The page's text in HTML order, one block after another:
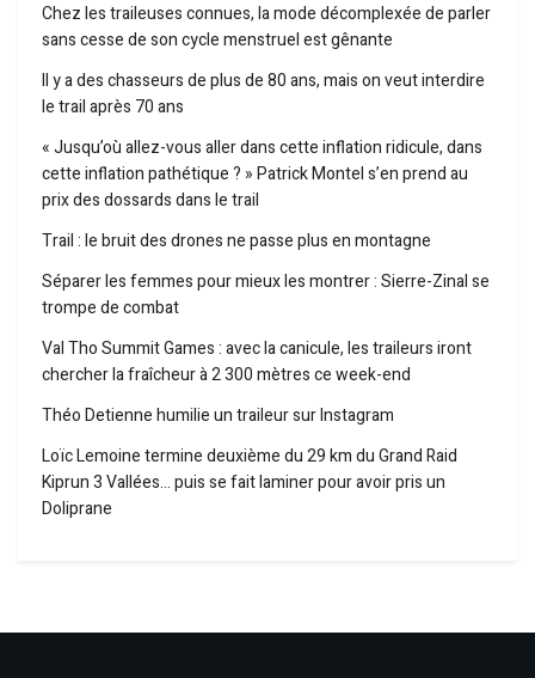
Chez les traileuses connues, la mode décomplexée de parler
sans cesse de son cycle menstruel est gênante
Il y a des chasseurs de plus de 80 ans, mais on veut interdire
le trail après 70 ans
« Jusqu’où allez-vous aller dans cette inflation ridicule, dans
cette inflation pathétique ? » Patrick Montel s’en prend au
prix des dossards dans le trail
Trail : le bruit des drones ne passe plus en montagne
Séparer les femmes pour mieux les montrer : Sierre-Zinal se
trompe de combat
Val Tho Summit Games : avec la canicule, les traileurs iront
chercher la fraîcheur à 2 300 mètres ce week-end
Théo Detienne humilie un traileur sur Instagram
Loïc Lemoine termine deuxième du 29 km du Grand Raid
Kiprun 3 Vallées… puis se fait laminer pour avoir pris un
Doliprane